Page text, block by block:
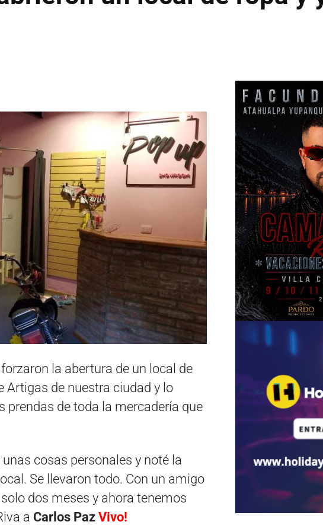
la abertura de un local de
Artigas de nuestra ciudad y lo
prendas de toda la mercadería que
cosas personales y noté la
Se llevaron todo. Con un amigo
dos meses y ahora tenemos
a Carlos Paz Vivo!